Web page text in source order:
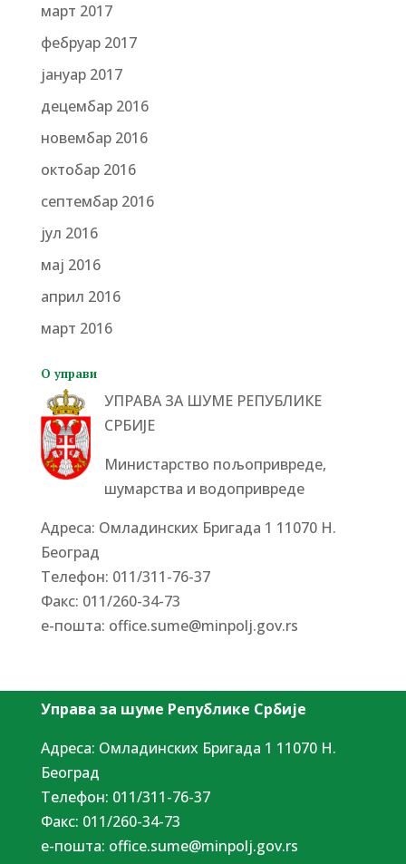
март 2017
фебруар 2017
јануар 2017
децембар 2016
новембар 2016
октобар 2016
септембар 2016
јул 2016
мај 2016
април 2016
март 2016
О управи
УПРАВА ЗА ШУМЕ РЕПУБЛИКЕ
СРБИЈЕ
Министарство пољопривреде,
шумарства и водопривреде
Адреса: Омладинских Бригада 1 11070 Н.
Београд
Tелефон: 011/311-76-37
Факс: 011/260-34-73
е-пошта: office.sume@minpolj.gov.rs
Управа за шуме Републике Србије
Адреса: Омладинских Бригада 1 11070 Н.
Београд
Tелефон: 011/311-76-37
Факс: 011/260-34-73
е-пошта: office.sume@minpolj.gov.rs